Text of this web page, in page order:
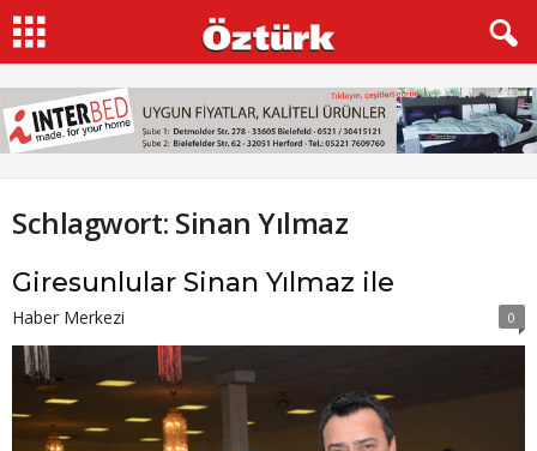
Schlagwort: Sinan Yılmaz
Giresunlular Sinan Yılmaz ile
Haber Merkezi 0